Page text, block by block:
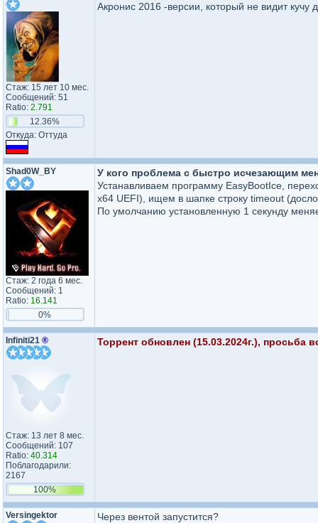
Стаж: 15 лет 10 мес.
Сообщений: 51
Ratio: 2.791
12.36%
Откуда: Оттуда
Акронис 2016 -версии, который не видит кучу
Shad0W_BY
Стаж: 2 года 6 мес.
Сообщений: 1
Ratio: 16.141
0%
У кого проблема с быстро исчезающим
Устанавливаем программу EasyBootIce,
х64 UEFI), ищем в шапке строку timeout
По умолчанию установленную 1 секунду
Infiniti21 ®
Стаж: 13 лет 8 мес.
Сообщений: 107
Ratio: 40.314
Поблагодарили:
2167
100%
Торрент обновлен (15.03.2024г.), просьба
Versingektor Через вентой запустится?